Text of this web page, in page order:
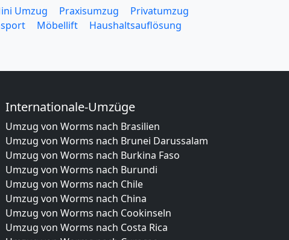
Umzug Praxisumzug
Privatumzug
Möbellift
Haushaltsauflösung
Internationale-Umzüge
Umzug von Worms nach Brasilien
Umzug von Worms nach Brunei Darussalam
Umzug von Worms nach Burkina Faso
Umzug von Worms nach Burundi
Umzug von Worms nach Chile
Umzug von Worms nach China
Umzug von Worms nach Cookinseln
Umzug von Worms nach Costa Rica